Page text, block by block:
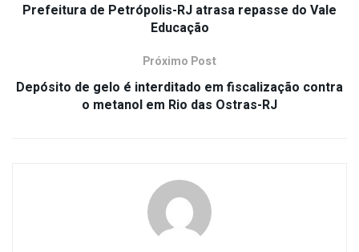
Prefeitura de Petrópolis-RJ atrasa repasse do Vale
Educação
Próximo Post
Depósito de gelo é interditado em fiscalização contra
o metanol em Rio das Ostras-RJ